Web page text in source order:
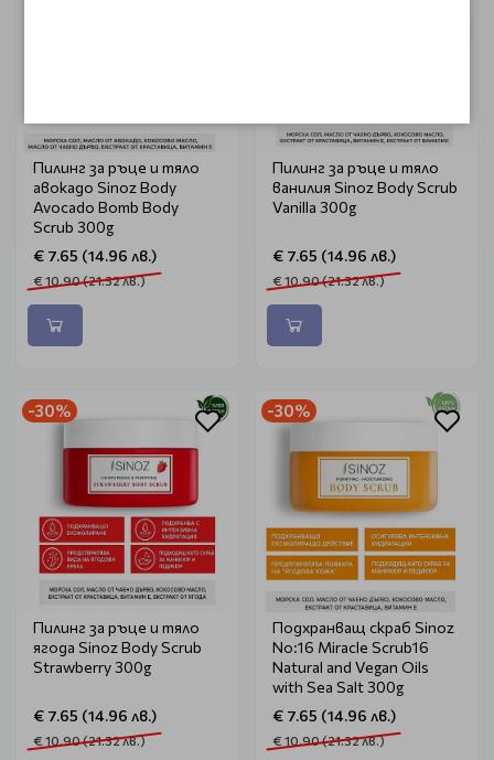
Пилинг за ръце и тяло
авокадо Sinoz Body
Avocado Bomb Body
Scrub 300g
€ 7.65 (14.96 лв.)
€ 10.90 (21.32 лв.)
Пилинг за ръце и тяло
ванилия Sinoz Body Scrub
Vanilla 300g
€ 7.65 (14.96 лв.)
€ 10.90 (21.32 лв.)
-30%
Пилинг за ръце и тяло
ягода Sinoz Body Scrub
Strawberry 300g
€ 7.65 (14.96 лв.)
€ 10.90 (21.32 лв.)
-30%
Подхранващ скраб Sinoz
No:16 Miracle Scrub16
Natural and Vegan Oils
with Sea Salt 300g
€ 7.65 (14.96 лв.)
€ 10.90 (21.32 лв.)